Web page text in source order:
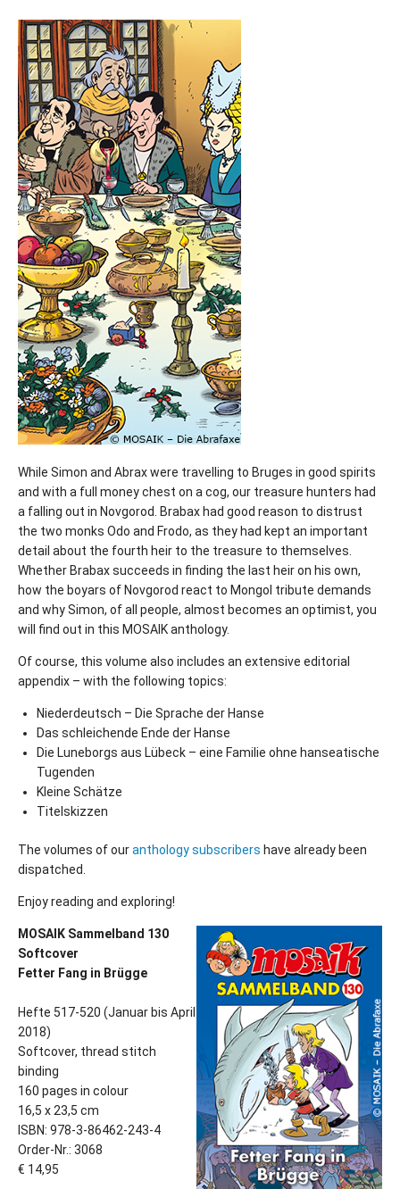
While Simon and Abrax were travelling to Bruges in good spirits
and with a full money chest on a cog, our treasure hunters had
a falling out in Novgorod. Brabax had good reason to distrust
the two monks Odo and Frodo, as they had kept an important
detail about the fourth heir to the treasure to themselves.
Whether Brabax succeeds in finding the last heir on his own,
how the boyars of Novgorod react to Mongol tribute demands
and why Simon, of all people, almost becomes an optimist, you
will find out in this MOSAIK anthology.
Of course, this volume also includes an extensive editorial
appendix – with the following topics:
Niederdeutsch – Die Sprache der Hanse
Das schleichende Ende der Hanse
Die Luneborgs aus Lübeck – eine Familie ohne hanseatische
Tugenden
Kleine Schätze
Titelskizzen
The volumes of ouranthology subscribers have already been
dispatched.
Enjoy reading and exploring!
MOSAIK Sammelband 130
Softcover
Fetter Fang in Brügge
Hefte 517-520 (Januar bis April
2018)
Softcover, thread stitch
binding
160 pages in colour
16,5 x 23,5 cm
ISBN: 978-3-86462-243-4
Order-Nr.: 3068
€ 14,95